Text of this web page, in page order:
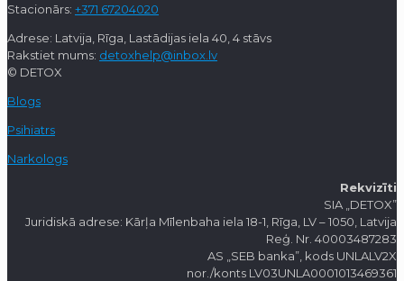
Stacionārs: +371 67204020
Adrese: Latvija, Rīga, Lastādijas iela 40, 4 stāvs
Rakstiet mums: detoxhelp@inbox.lv
© DETOX
Blogs
Psihiatrs
Narkologs
Rekvizīti
SIA „DETOX”
Juridiskā adrese: Kārļa Mīlenbaha iela 18-1, Rīga, LV – 1050, Latvija
Reģ. Nr. 40003487283
AS „SEB banka”, kods UNLALV2X
nor./konts LV03UNLA0001013469361